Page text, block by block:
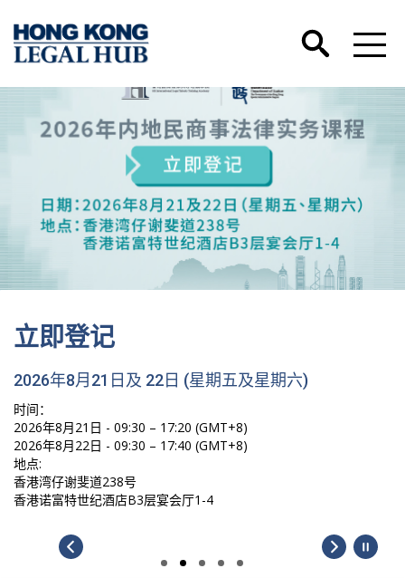
立即登记
2026年8月21日及 22日 (星期五及星期六)
时间：
2026年8月21日 - 09:30 – 17:20 (GMT+8)
2026年8月22日 - 09:30 – 17:40 (GMT+8)
地点:
香港湾仔谢斐道238号
香港诺富特世纪酒店B3层宴会厅1-4